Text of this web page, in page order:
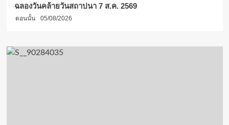
ฉลองวันคล้ายวันสถาปนา 7 ส.ค. 2569
ตอนนั้น 05/08/2026